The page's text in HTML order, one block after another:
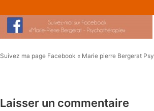
Suivez ma page Facebook « Marie pierre Bergerat
Laisser un commentaire